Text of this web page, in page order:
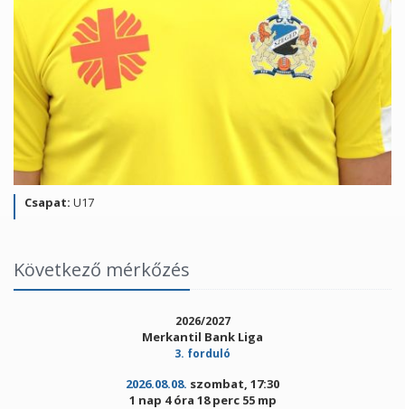
Csapat: U17
Következő mérkőzés
2026/2027
Merkantil Bank Liga
3. forduló
2026.08.08. szombat, 17:30
1 nap 4 óra 18 perc 55 mp